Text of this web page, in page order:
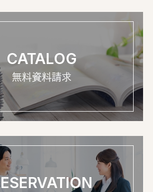
CATALOG
無料資料請求